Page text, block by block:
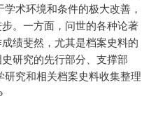
术环境和条件的极大改善，
。一方面，问世的各种论著
绩斐然，尤其是档案史料的
研究的先行部分、支撑部
究和相关档案史料收集整理